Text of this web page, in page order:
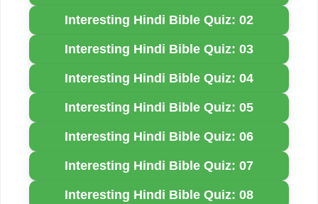
Interesting Hindi Bible Quiz: 02
Interesting Hindi Bible Quiz: 03
Interesting Hindi Bible Quiz: 04
Interesting Hindi Bible Quiz: 05
Interesting Hindi Bible Quiz: 06
Interesting Hindi Bible Quiz: 07
Interesting Hindi Bible Quiz: 08